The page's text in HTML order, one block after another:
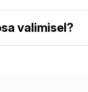
valimisel?